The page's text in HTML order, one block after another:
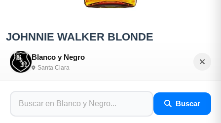
Blanco y Negro
Santa Clara
Buscar
JOHNNIE WALKER BLONDE
SKU: BLAN-EB16277D
$18,000.00